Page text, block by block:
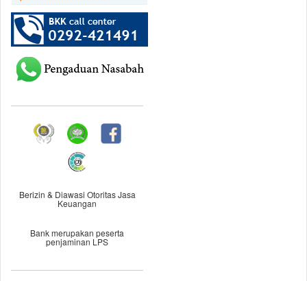
Berizin & Diawasi Otoritas Jasa
Keuangan
Bank merupakan peserta
penjaminan LPS